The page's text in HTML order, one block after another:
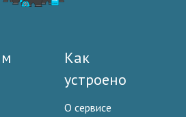
Как
устроено
О сервисе